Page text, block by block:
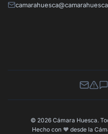
Canal
© 2026 Cámara Huesca.
Hecho con ❤️desde la